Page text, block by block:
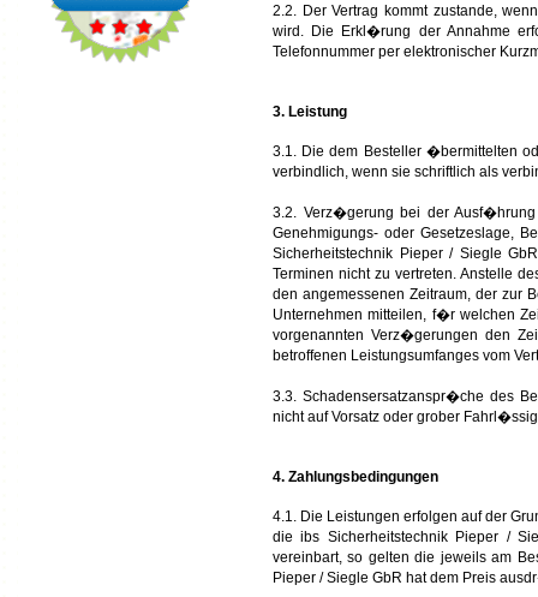
2.2. Der Vertrag kommt zustande,
wird. Die Erkl�rung der Annahme
Telefonnummer per elektronischer
3. Leistung
3.1. Die dem Besteller �bermittelten
verbindlich, wenn sie schriftlich als
3.2. Verz�gerung bei der
Genehmigungs- oder Gesetzeslage,
Sicherheitstechnik Pieper / Siegle
Terminen nicht zu vertreten. Anstelle
den angemessenen Zeitraum, der zur
Unternehmen mitteilen, f�r welchen
vorgenannten Verz�gerungen den
betroffenen Leistungsumfanges vom
3.3. Schadensersatzanspr�che des
nicht auf Vorsatz oder grober
4. Zahlungsbedingungen
4.1. Die Leistungen erfolgen auf der
die ibs Sicherheitstechnik Pieper /
vereinbart, so gelten die jeweils am
Pieper / Siegle GbR hat dem Preis